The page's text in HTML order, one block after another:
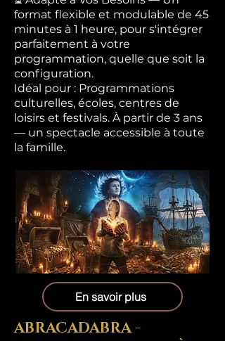
format flexible et modulable de 45
minutes à 1 heure, pour s'intégrer
parfaitement à votre
programmation, quelle que soit la
configuration.
Idéal pour : Programmations
culturelles, écoles, centres de
loisirs et festivals. À partir de 3 ans
— un spectacle accessible à toute
la famille.
En savoir plus
ABRACADABRA -